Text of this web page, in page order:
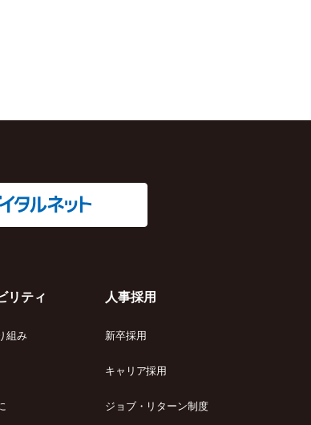
リティ
組み
人事採用
新卒採用
キャリア採用
ジョブ・リターン制度